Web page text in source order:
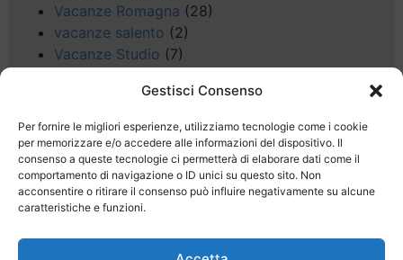
Gestisci Consenso
Per fornire le migliori esperienze, utilizziamo tecnologie come i cookie
per memorizzare e/o accedere alle informazioni del dispositivo. Il
consenso a queste tecnologie ci permetterà di elaborare dati come il
comportamento di navigazione o ID unici su questo sito. Non
acconsentire o ritirare il consenso può influire negativamente su alcune
caratteristiche e funzioni.
Vacanze Romagna (28)
vacanze salento (2)
Vacanze Studio (7)
(5)
Veneto (25)
Voli low cost(4)
Web(9)
week end(45)
Wellness(11)